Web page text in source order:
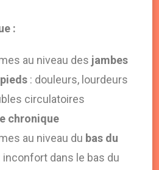
:
au niveau des jambes
: douleurs, lourdeurs
circulatoires
chronique
au niveau du bas du
inconfort dans le bas du